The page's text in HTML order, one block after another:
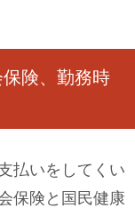
女性も内心は喜び
険、勤務時
払いをしてくい
保険と国民健康